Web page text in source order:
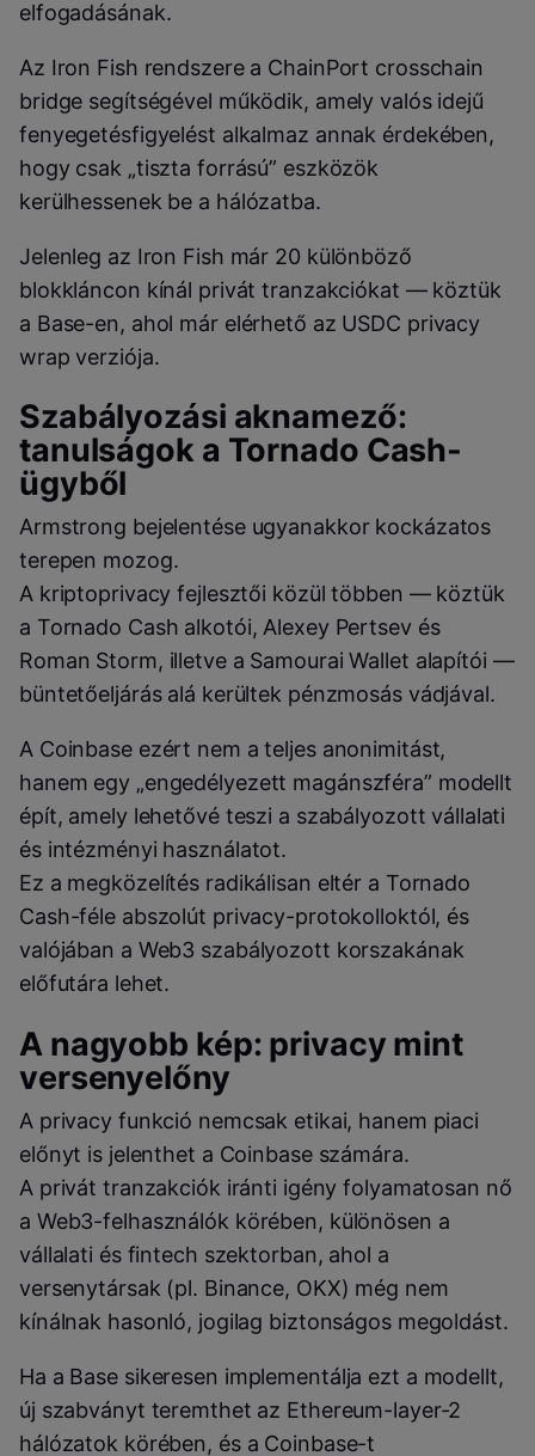
elfogadásának.
Az Iron Fish rendszere a ChainPort crosschain
bridge segítségével működik, amely valós idejű
fenyegetésfigyelést alkalmaz annak érdekében,
hogy csak „tiszta forrású” eszközök
kerülhessenek be a hálózatba.
Jelenleg az Iron Fish már 20 különböző
blokkláncon kínál privát tranzakciókat — köztük
a Base-en, ahol már elérhető az USDC privacy
wrap verziója.
Szabályozási aknamező:
tanulságok a Tornado Cash-
ügyből
Armstrong bejelentése ugyanakkor kockázatos
terepen mozog.
A kriptoprivacy fejlesztői közül többen — köztük
a Tornado Cash alkotói, Alexey Pertsev és
Roman Storm, illetve a Samourai Wallet alapítói —
büntetőeljárás alá kerültek pénzmosás vádjával.
A Coinbase ezért nem a teljes anonimitást,
hanem egy „engedélyezett magánszféra” modellt
épít, amely lehetővé teszi a szabályozott vállalati
és intézményi használatot.
Ez a megközelítés radikálisan eltér a Tornado
Cash-féle abszolút privacy-protokolloktól, és
valójában a Web3 szabályozott korszakának
előfutára lehet.
A nagyobb kép: privacy mint
versenyelőny
A privacy funkció nemcsak etikai, hanem piaci
előnyt is jelenthet a Coinbase számára.
A privát tranzakciók iránti igény folyamatosan nő
a Web3-felhasználók körében, különösen a
vállalati és fintech szektorban, ahol a
versenytársak (pl. Binance, OKX) még nem
kínálnak hasonló, jogilag biztonságos megoldást.
Ha a Base sikeresen implementálja ezt a modellt,
új szabványt teremthet az Ethereum-layer-2
hálózatok körében, és a Coinbase-t